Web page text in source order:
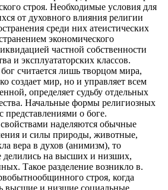
строя. Необходимые условия для
от духовного влияния религии
среди них атеистических
экономического
частной собственности
и эксплуататорских классов.
считается лишь творцом мира,
создает мир, но и управляет всем
определяет судьбу отдельных
Начальные формы религиозных
представлениями о боге.
наделяются обычные
и силы природы, животные,
вера в духов (анимизм), то
делились на высших и низших,
Такое разделение возникло в.
строя, когда